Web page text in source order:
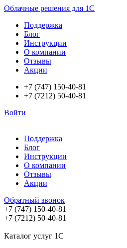
Облачные решения для 1С
Поддержка
Блог
Инструкции
О компании
Отзывы
Акции
+7 (747) 150-40-81
+7 (7212) 50-40-81
Войти
Поддержка
Блог
Инструкции
О компании
Отзывы
Акции
Обратный звонок
+7 (747) 150-40-81
+7 (7212) 50-40-81
Каталог услуг 1С